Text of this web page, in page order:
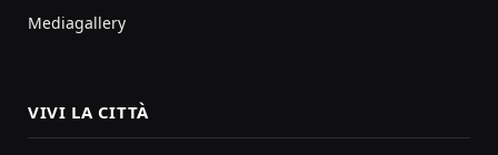
Mediagallery
VIVI LA CITTÀ